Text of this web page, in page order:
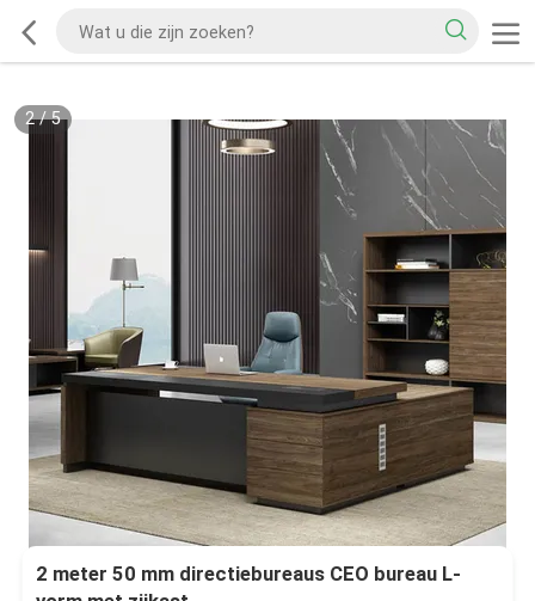
2/5
2 meter 50 mm directiebureaus CEO bureau L-